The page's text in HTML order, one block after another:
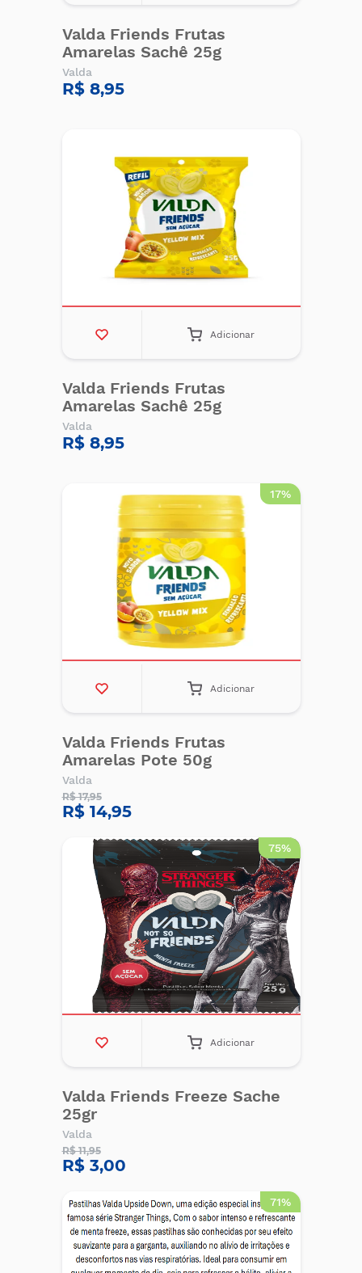
Valda Friends Frutas
Amarelas Sachê 25g
Valda
R$ 8,95
Adicionar
Valda Friends Frutas
Amarelas Sachê 25g
Valda
R$ 8,95
17%
Adicionar
Valda Friends Frutas
Amarelas Pote 50g
Valda
R$ 17,95
R$ 14,95
75%
Adicionar
Valda Friends Freeze Sache
25gr
Valda
R$ 11,95
R$ 3,00
71%